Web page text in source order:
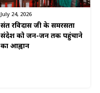
July 24, 2026
संत रविदास जी के समरसता
संदेश को जन-जन तक पहुंचाने
का आह्वान